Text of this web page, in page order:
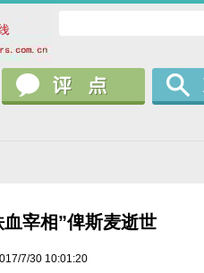
宰相”俾斯麦逝世
7/30 10:01:20